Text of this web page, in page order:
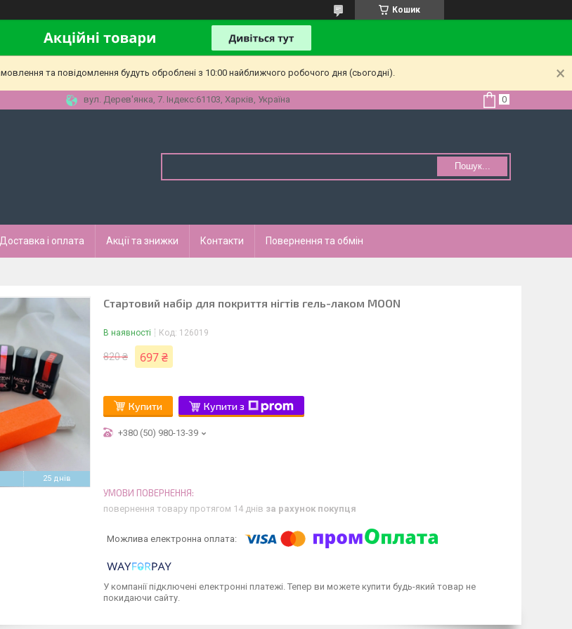
Кошик
та повідомлення будуть оброблені з 10:00 найближчого робочого дня (сьогодні).
вул. Дерев'янка, 7. Індекс:61103, Харків, Україна
Пошук...
Доставка і оплата Акції та знижки Контакти Повернення та обмін
25 днів
Стартовий набір для покриття нігтів гель-лаком MOON
В наявності Код: 126019
820 ₴ 697 ₴
Купити Купити з
+380 (50) 980-13-39
повернення товару протягом 14 днів за рахунок покупця
У компанії підключені електронні платежі. Тепер ви можете купити будь-який товар не
покидаючи сайту.